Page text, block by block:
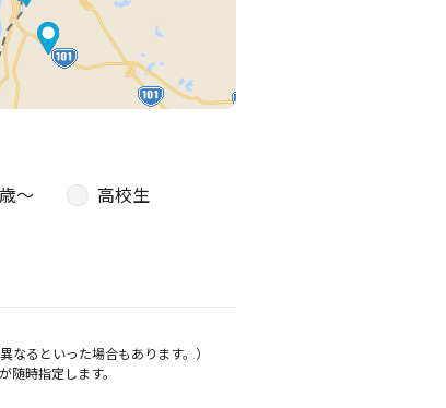
〜
高校生
るといった場合もあります。）
時指定します。